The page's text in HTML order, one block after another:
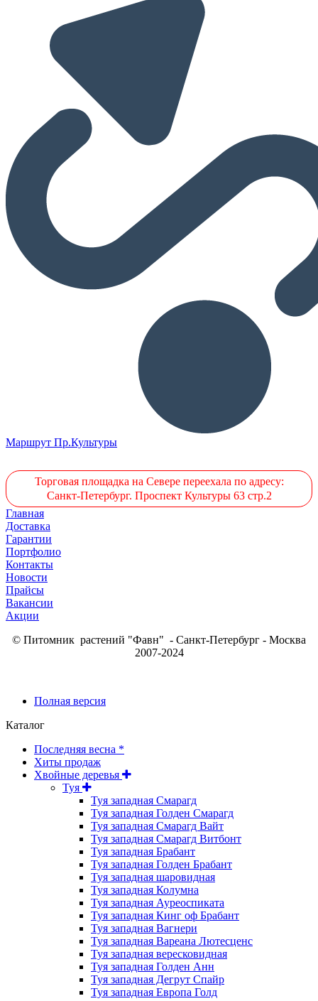
Маршрут Пр.Культуры
Торговая площадка на Севере переехала по адресу:
Санкт-Петербург. Проспект Культуры 63 стр.2
Главная
Доставка
Гарантии
Портфолио
Контакты
Новости
Прайсы
Вакансии
Акции
© Питомник растений "Фавн" - Санкт-Петербург - Москва
2007-2024
Полная версия
Каталог
Последняя весна *
Хиты продаж
Хвойные деревья
Туя
Туя западная Смарагд
Туя западная Голден Смарагд
Туя западная Смарагд Вайт
Туя западная Смарагд Витбонт
Туя западная Брабант
Туя западная Голден Брабант
Туя западная шаровидная
Туя западная Колумна
Туя западная Ауреоспиката
Туя западная Кинг оф Брабант
Туя западная Вагнери
Туя западная Вареана Лютесценс
Туя западная вересковидная
Туя западная Голден Анн
Туя западная Дегрут Спайр
Туя западная Европа Голд